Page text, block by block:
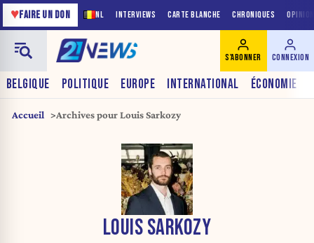
NL INTERVIEWS CARTE BLANCHE CHRONIQUES
♥FAIRE UN DON
BELGIQUE POLITIQUE EUROPE INTERNATIONAL ÉCONOMIE
S'ABONNER CONNEXION
Accueil Archives pour Louis Sarkozy
LOUIS SARKOZY